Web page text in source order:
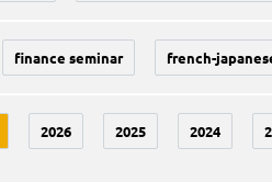
finance seminar french-
2026 2025 2024